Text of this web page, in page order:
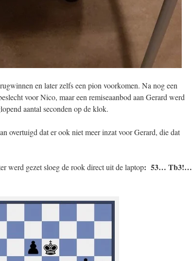
en later zelfs een pion voorkomen. Na nog een
voor Nico, maar een remiseaanbod aan Gerard werd
aantal seconden op de klok.
overtuigd dat er ook niet meer inzat voor Gerard, die dat
werd gezet sloeg de rook direct uit de laptop: 53… Tb3!…